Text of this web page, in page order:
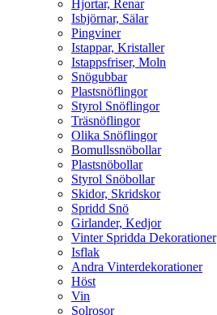
Hjortar, Renar
Isbjörnar, Sälar
Pingviner
Istappar, Kristaller
Istappsfriser, Moln
Snögubbar
Plastsnöflingor
Styrol Snöflingor
Träsnöflingor
Olika Snöflingor
Bomullssnöbollar
Plastsnöbollar
Styrol Snöbollar
Skidor, Skridskor
Spridd Snö
Girlander, Kedjor
Vinter Spridda Dekorationer
Isflak
Andra Vinterdekorationer
Höst
Vin
Solrosor